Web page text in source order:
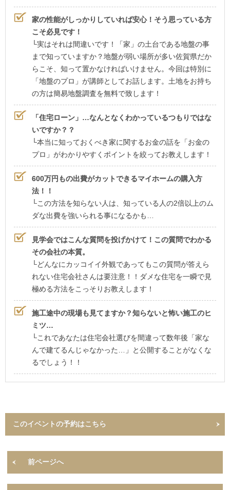
家の性能がしっかりしていれば安心！そう思っている方
こそ必見です！
└実はそれは間違いです！「家」の土台である地盤の事
まで知っていますか？地盤が弱い場所が多い佐賀県だか
らこそ、知って置かなければいけません。今回は特別に
「地盤のプロ」が講師としてお話します。土地をお持ち
の方は簡易地盤調査を無料で致します！
「住宅ローン」…なんとなくわかっているつもりではな
いですか？？
└本当に知っておくべき家に関するお金の話を「お金の
プロ」がわかりやすくポイントを絞ってお教えします！
600万円もの出費がカットできるマイホームの購入方
法！！
└この方法を知らない人は、知っている人の2倍以上のム
ダな出費を強いられる事になるかも…
見学会ではこんな質問を投げかけて！この質問でわかる
その会社の本質。
└どんなにカッコイイ外観であってもこの質問が答えら
れない住宅会社さんは要注意！！ダメな住宅を一瞬で見
極める方法をこっそりお教えします！
施工途中の現場も見てますか？知らないと怖い施工のヒ
ミツ…
└これであなたは住宅会社選びを間違って数年後「家な
んで建てるんじゃなかった…」と公開することがなくな
るでしょう！！
このイベントの予約はこちら
前ページへ